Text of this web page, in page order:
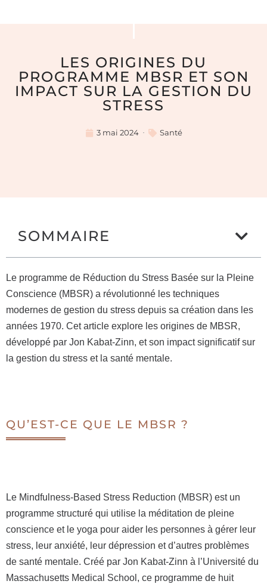
LES ORIGINES DU
PROGRAMME MBSR ET SON
IMPACT SUR LA GESTION DU
STRESS
3 mai 2024 Santé
SOMMAIRE
Le programme de Réduction du Stress Basée sur la Pleine
Conscience (MBSR) a révolutionné les techniques
modernes de gestion du stress depuis sa création dans les
années 1970. Cet article explore les origines de MBSR,
développé par Jon Kabat-Zinn, et son impact significatif sur
la gestion du stress et la santé mentale.
QU’EST-CE QUE LE MBSR ?
Le Mindfulness-Based Stress Reduction (MBSR) est un
programme structuré qui utilise la méditation de pleine
conscience et le yoga pour aider les personnes à gérer leur
stress, leur anxiété, leur dépression et d’autres problèmes
de santé mentale. Créé par Jon Kabat-Zinn à l’Université du
Massachusetts Medical School, ce programme de huit